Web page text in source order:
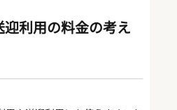
利用の料金の考え